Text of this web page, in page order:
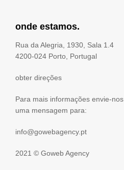
onde estamos.
Rua da Alegria, 1930, Sala 1.4
4200-024 Porto, Portugal
obter direções
Para mais informações envie-nos
uma mensagem para:
info@gowebagency.pt
2021 © Goweb Agency